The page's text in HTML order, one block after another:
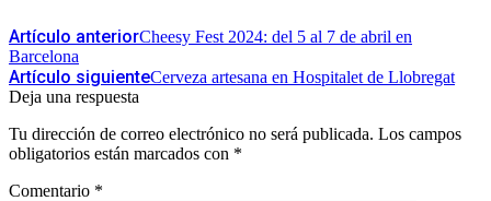
Artículo anteriorCheesy Fest 2024: del 5 al 7 de abril en
Barcelona
Artículo siguienteCerveza artesana en Hospitalet de Llobregat
Deja una respuesta
Tu dirección de correo electrónico no será publicada. Los campos
obligatorios están marcados con *
Comentario *